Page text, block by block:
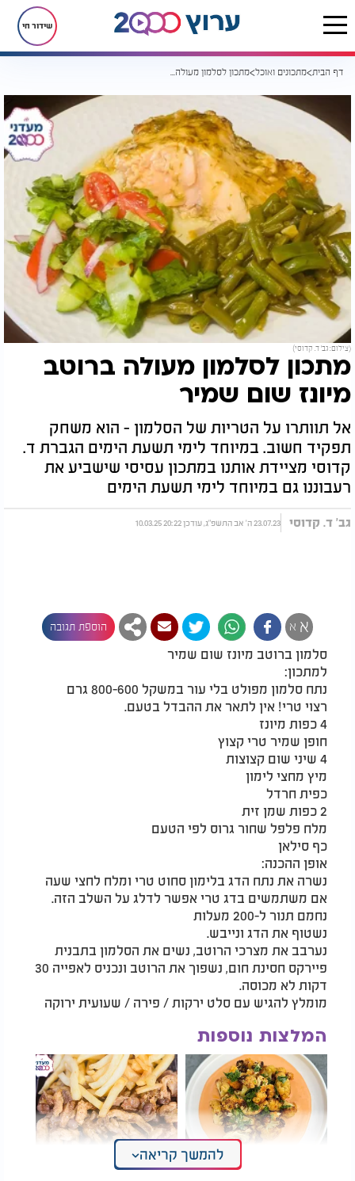
שידור חי
דף הבית מתכונים ואוכל מתכון לסלמון מעולה ברוטב מיונז שום שמיר
(צילום: גב' ד. קדוסי)
מתכון לסלמון מעולה ברוטב
מיונז שום שמיר
אל תוותרו על הטריות של הסלמון - הוא משחק
תפקיד חשוב. במיוחד לימי תשעת הימים הגברת ד.
קדוסי מציידת אותנו במתכון עסיסי שישביע את
רעבוננו גם במיוחד לימי תשעת הימים
גב' ד. קדוסי 23.07.23 ה' אב התשפ"ג, עודכן 20:22 10.03.25
א א הוספת תגובה
סלמון ברוטב מיונז שום שמיר
למתכון:
נתח סלמון מפולט בלי עור במשקל 800-600 גרם
רצוי טרי! אין לתאר את ההבדל בטעם.
4 כפות מיונז
חופן שמיר טרי קצוץ
4 שיני שום קצוצות
מיץ מחצי לימון
כפית חרדל
2 כפות שמן זית
מלח פלפל שחור גרוס לפי הטעם
כף סילאן
אופן ההכנה:
נשרה את נתח הדג בלימון סחוט טרי ומלח לחצי שעה
אם משתמשים בדג טרי אפשר לדלג על השלב הזה.
נחמם תנור ל-200 מעלות
נשטוף את הדג ונייבש.
נערבב את מצרכי הרוטב, נשים את הסלמון בתבנית
פיירקס חסינת חום, נשפוך את הרוטב ונכניס לאפייה 30
דקות לא מכוסה.
מומלץ להגיש עם סלט ירקות / פירה / שעועית ירוקה
המלצות נוספות
כרובית בתנור? רק ככה!
מתכון לשווארמהלהמשך קריאה